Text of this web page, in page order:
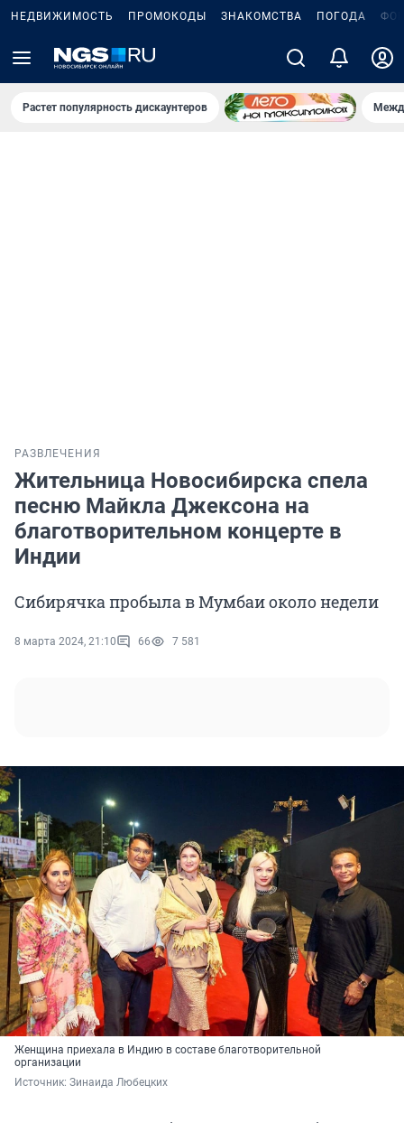
НЕДВИЖИМОСТЬ ПРОМОКОДЫ ЗНАКОМСТВА ПОГОДА
Растет популярность дискаунтеров
РАЗВЛЕЧЕНИЯ
Жительница Новосибирска спела
песню Майкла Джексона на
благотворительном концерте в
Индии
Сибирячка пробыла в Мумбаи около недели
8 марта 2024, 21:10 66 7 581
Женщина приехала в Индию в составе благотворительной
организации
Источник: Зинаида Любецких